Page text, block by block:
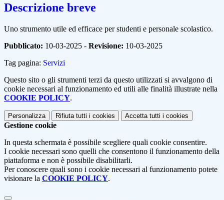
Descrizione breve
Uno strumento utile ed efficace per studenti e personale scolastico.
Pubblicato: 10-03-2025 - Revisione: 10-03-2025
Tag pagina: Servizi
Questo sito o gli strumenti terzi da questo utilizzati si avvalgono di
cookie necessari al funzionamento ed utili alle finalità illustrate nella
COOKIE POLICY.
Personalizza Rifiuta tutti i cookies Accetta tutti i cookies
Gestione cookie
In questa schermata è possibile scegliere quali cookie consentire.
I cookie necessari sono quelli che consentono il funzionamento della
piattaforma e non è possibile disabilitarli.
Per conoscere quali sono i cookie necessari al funzionamento potete
visionare la COOKIE POLICY.